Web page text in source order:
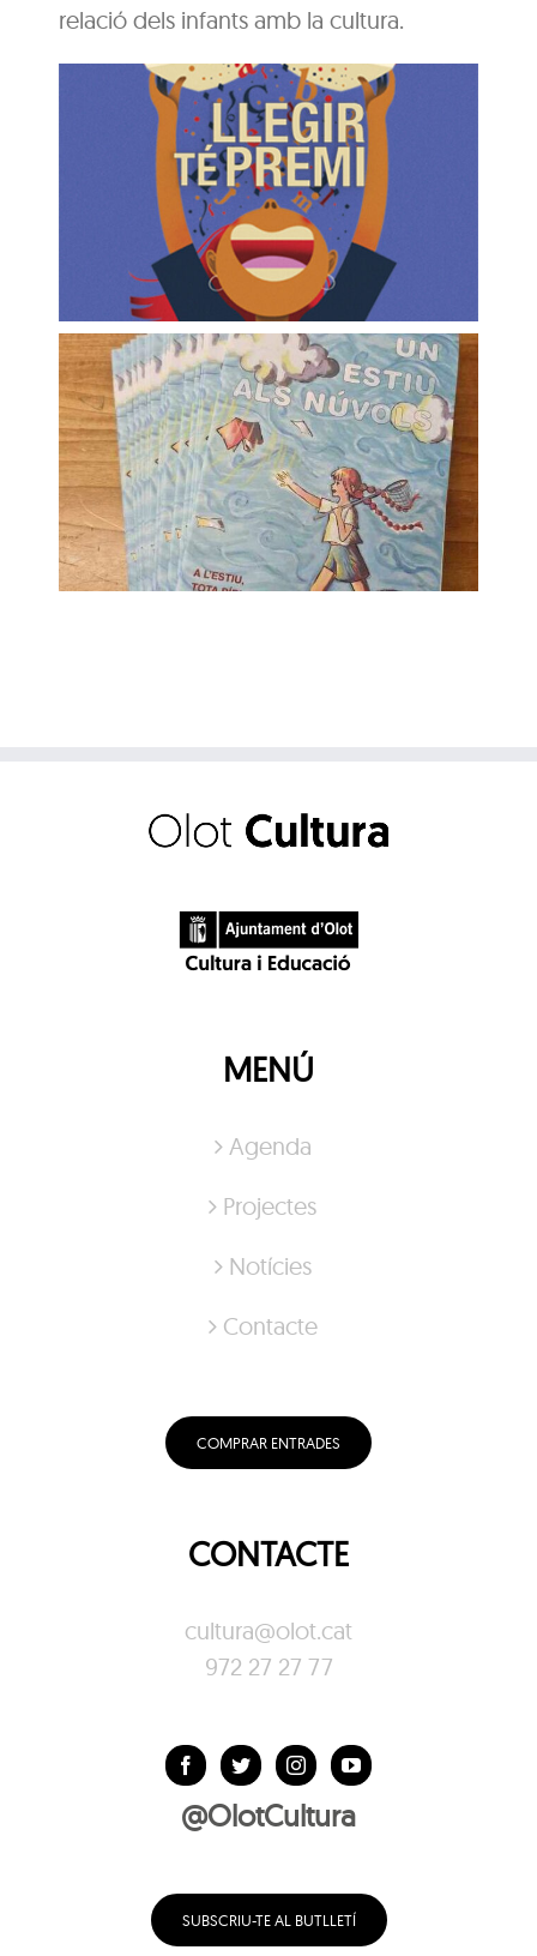
relació dels infants amb la cultura.
MENÚ
Agenda
Projectes
Notícies
Contacte
COMPRAR ENTRADES
CONTACTE
cultura@olot.cat
972 27 27 77
@OlotCultura
SUBSCRIU-TE AL BUTLLETÍ